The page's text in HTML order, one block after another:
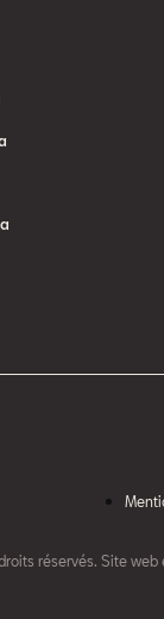
réservés. Site